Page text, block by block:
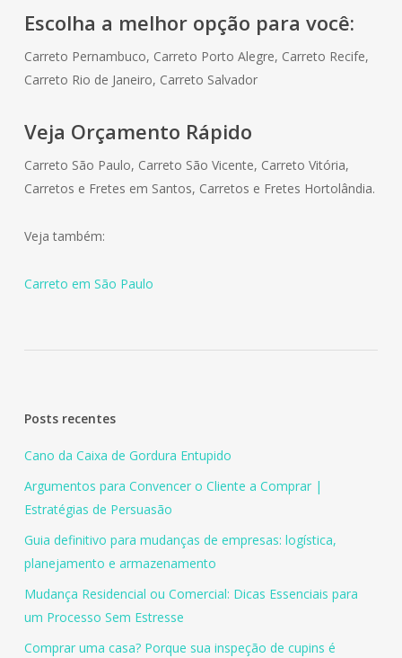
Escolha a melhor opção para você:
Carreto Pernambuco, Carreto Porto Alegre, Carreto Recife,
Carreto Rio de Janeiro, Carreto Salvador
Veja Orçamento Rápido
Carreto São Paulo, Carreto São Vicente, Carreto Vitória,
Carretos e Fretes em Santos, Carretos e Fretes Hortolândia.
Veja também:
Carreto em São Paulo
Posts recentes
Cano da Caixa de Gordura Entupido
Argumentos para Convencer o Cliente a Comprar |
Estratégias de Persuasão
Guia definitivo para mudanças de empresas: logística,
planejamento e armazenamento
Mudança Residencial ou Comercial: Dicas Essenciais para
um Processo Sem Estresse
Comprar uma casa? Porque sua inspeção de cupins é